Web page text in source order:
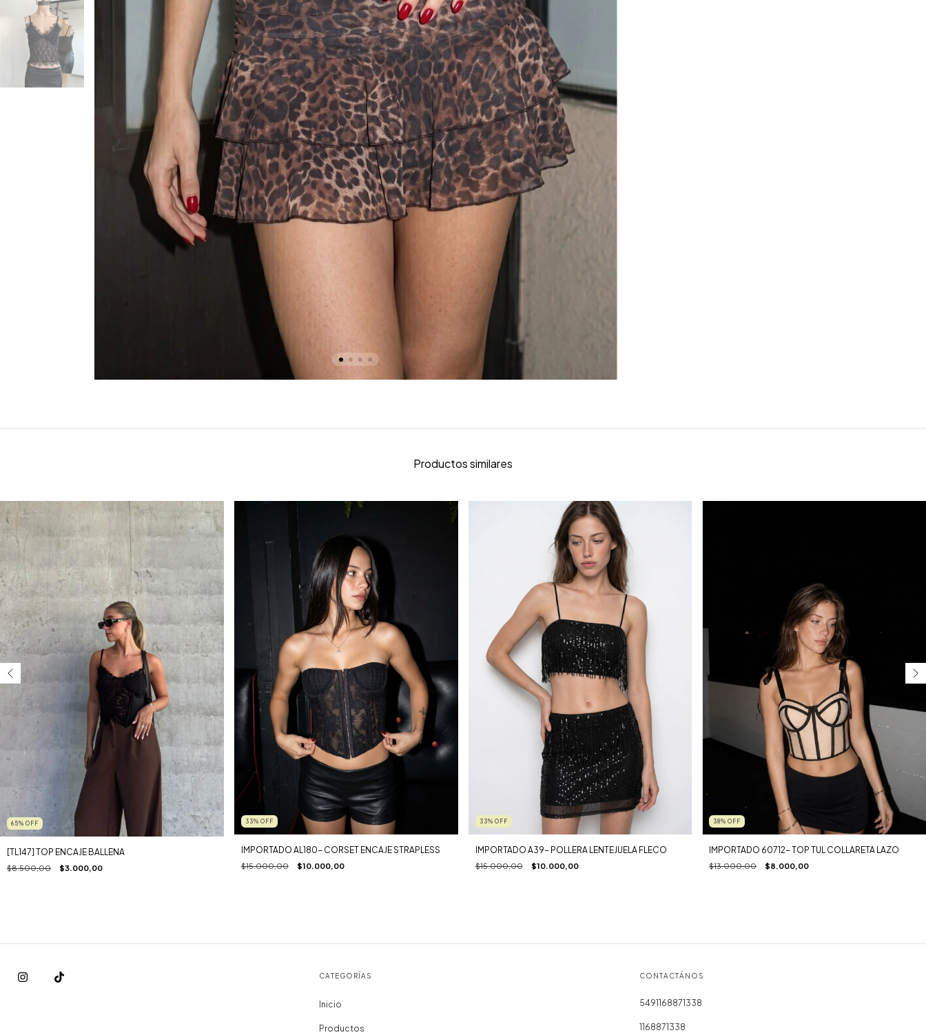
Productos similares
65% OFF
[TL147] TOP ENCAJE BALLENA
$8.500,00 $3.000,00
33% OFF
IMPORTADO AL180- CORSET ENCAJE STRAPLESS
$15.000,00 $10.000,00
33% OFF
IMPORTADO A39- POLLERA LENTEJUELA FLECO
$15.000,00 $10.000,00
38%OFF
IMPORTADO 60712- TOP TUL COLLARETA LAZO
$13.000,00 $8.000,00
CATEGORÍAS
Inicio
Productos
CONTACTÁNOS
5491168871338
1168871338